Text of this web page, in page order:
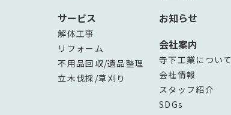
サービス
解体工事
リフォーム
不用品回収/遺品整理
立木伐採/草刈り
お知らせ
会社案内
寺下工業について
会社情報
スタッフ紹介
SDGs